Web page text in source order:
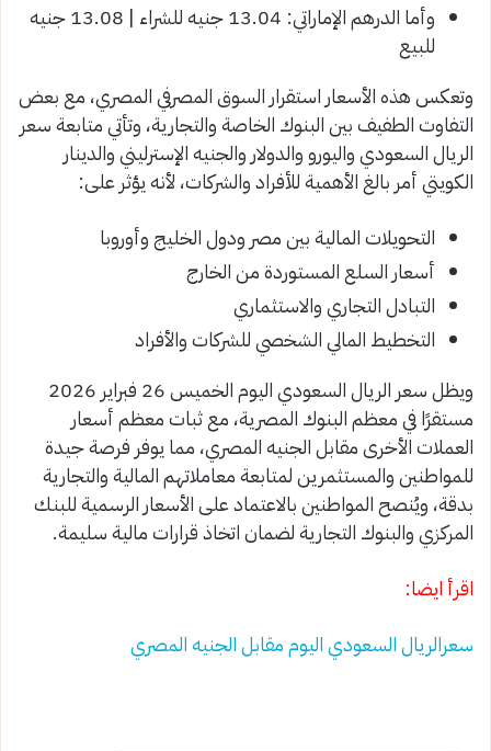
وأما الدرهم الإماراتي: 13.04 جنيه للشراء | 13.08 جنيه
للبيع
وتعكس هذه الأسعار استقرار السوق المصرفي المصري، مع بعض
التفاوت الطفيف بين البنوك الخاصة والتجارية، وتأتي متابعة سعر
الريال السعودي واليورو والدولار والجنيه الإسترليني والدينار
الكويتي أمر بالغ الأهمية للأفراد والشركات، لأنه يؤثر على:
التحويلات المالية بين مصر ودول الخليج وأوروبا
أسعار السلع المستوردة من الخارج
التبادل التجاري والاستثماري
التخطيط المالي الشخصي للشركات والأفراد
ويظل سعر الريال السعودي اليوم الخميس 26 فبراير 2026
مستقرًا في معظم البنوك المصرية، مع ثبات معظم أسعار
العملات الأخرى مقابل الجنيه المصري، مما يوفر فرصة جيدة
للمواطنين والمستثمرين لمتابعة معاملاتهم المالية والتجارية
بدقة، ويُنصح المواطنين بالاعتماد على الأسعار الرسمية للبنك
المركزي والبنوك التجارية لضمان اتخاذ قرارات مالية سليمة.
اقرأ ايضا:
سعرالريال السعودي اليوم مقابل الجنيه المصري